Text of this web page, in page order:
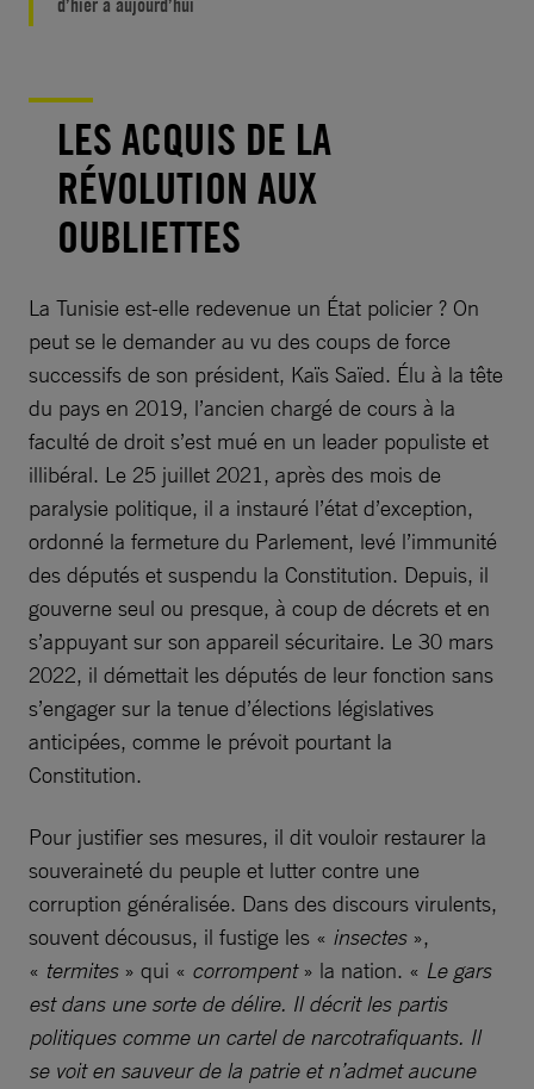
d’hier à aujourd’hui
LES ACQUIS DE LA
RÉVOLUTION AUX
OUBLIETTES
La Tunisie est-elle redevenue un État policier ? On
peut se le demander au vu des coups de force
successifs de son président, Kaïs Saïed. Élu à la tête
du pays en 2019, l’ancien chargé de cours à la
faculté de droit s’est mué en un leader populiste et
illibéral. Le 25 juillet 2021, après des mois de
paralysie politique, il a instauré l’état d’exception,
ordonné la fermeture du Parlement, levé l’immunité
des députés et suspendu la Constitution. Depuis, il
gouverne seul ou presque, à coup de décrets et en
s’appuyant sur son appareil sécuritaire. Le 30 mars
2022, il démettait les députés de leur fonction sans
s’engager sur la tenue d’élections législatives
anticipées, comme le prévoit pourtant la
Constitution.
Pour justifier ses mesures, il dit vouloir restaurer la
souveraineté du peuple et lutter contre une
corruption généralisée. Dans des discours virulents,
souvent décousus, il fustige les « insectes»,
« termites» qui « corrompent» la nation. « Le gars
est dans une sorte de délire. Il décrit les partis
politiques comme un cartel de narcotrafiquants. Il
se voit en sauveur de la patrie et n’admet aucune